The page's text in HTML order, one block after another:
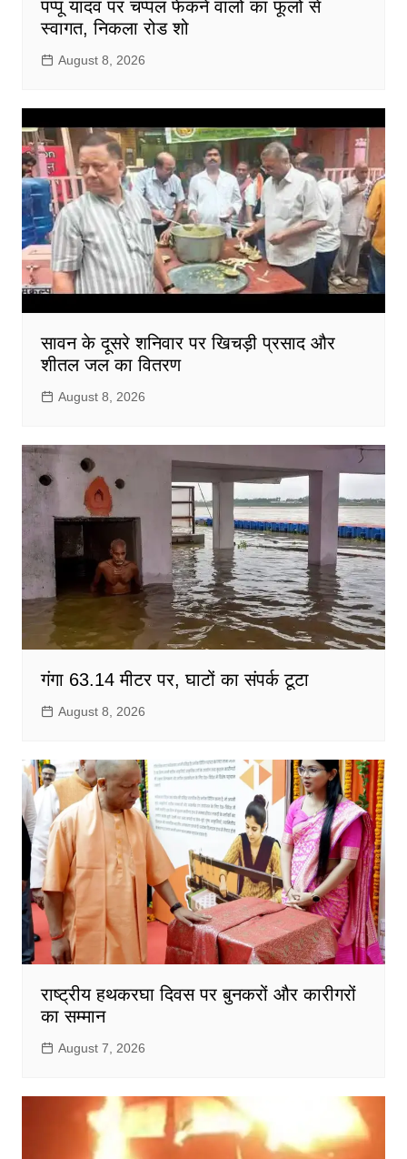
पप्पू यादव पर चप्पल फेंकने वालों का फूलों से
स्वागत, निकला रोड शो
August 8, 2026
सावन के दूसरे शनिवार पर खिचड़ी प्रसाद और
शीतल जल का वितरण
August 8, 2026
गंगा 63.14 मीटर पर, घाटों का संपर्क टूटा
August 8, 2026
राष्ट्रीय हथकरघा दिवस पर बुनकरों और कारीगरों
का सम्मान
August 7, 2026